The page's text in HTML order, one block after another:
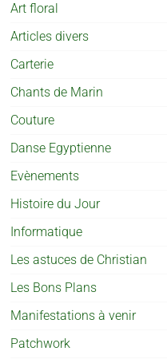
Art floral
Articles divers
Carterie
Chants de Marin
Couture
Danse Egyptienne
Evènements
Histoire du Jour
Informatique
Les astuces de Christian
Les Bons Plans
Manifestations à venir
Patchwork